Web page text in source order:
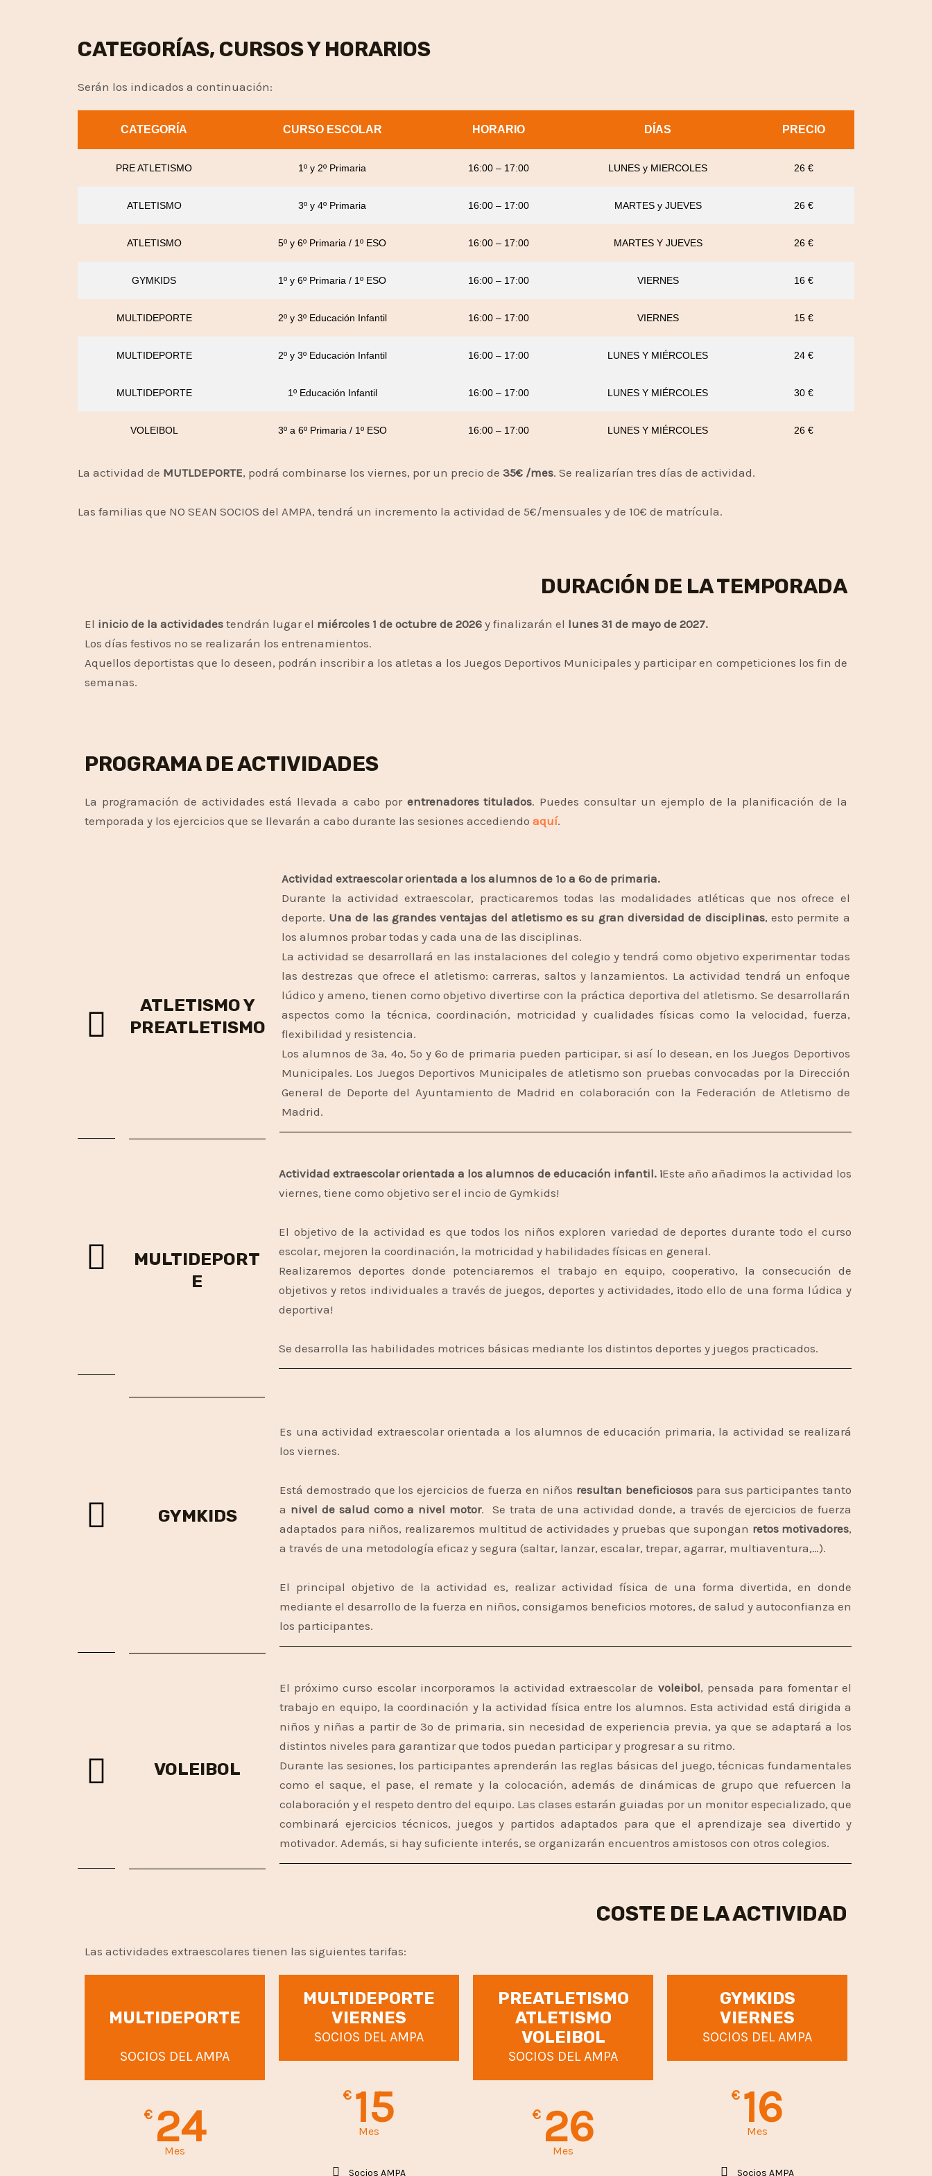
CATEGORÍAS, CURSOS Y HORARIOS
Serán los indicados a continuación:
CATEGORÍA CURSO ESCOLAR HORARIO DÍAS PRECIO
PRE ATLETISMO 1º y 2º Primaria 16:00 – 17:00 LUNES y MIERCOLES 26 €
ATLETISMO 3º y 4º Primaria 16:00 – 17:00 MARTES y JUEVES 26 €
ATLETISMO 5º y 6º Primaria / 1º ESO 16:00 – 17:00 MARTES Y JUEVES 26 €
GYMKIDS 1º y 6º Primaria / 1º ESO 16:00 – 17:00 VIERNES 16 €
MULTIDEPORTE 2º y 3º Educación Infantil 16:00 – 17:00 VIERNES 15 €
MULTIDEPORTE 2º y 3º Educación Infantil 16:00 – 17:00 LUNES Y MIÉRCOLES 24 €
MULTIDEPORTE 1º Educación Infantil 16:00 – 17:00 LUNES Y MIÉRCOLES 30 €
VOLEIBOL 3º a 6º Primaria / 1º ESO 16:00 – 17:00 LUNES Y MIÉRCOLES 26 €
La actividad de MUTLDEPORTE, podrá combinarse los viernes, por un precio de 35€ /mes. Se realizarían tres días de actividad.
Las familias que NO SEAN SOCIOS del AMPA, tendrá un incremento la actividad de 5€/mensuales y de 10€ de matrícula.
DURACIÓN DE LA TEMPORADA
El inicio de la actividades tendrán lugar el miércoles 1 de octubre de 2026 y finalizarán el lunes 31 de mayo de 2027.
Los días festivos no se realizarán los entrenamientos.
Aquellos deportistas que lo deseen, podrán inscribir a los atletas a los Juegos Deportivos Municipales y participar en competiciones los fin de
semanas.
PROGRAMA DE ACTIVIDADES
La programación de actividades está llevada a cabo por entrenadores titulados. Puedes consultar un ejemplo de la planificación de la
temporada y los ejercicios que se llevarán a cabo durante las sesiones accediendo aquí.
ATLETISMO Y
PREATLETISMO
Actividad extraescolar orientada a los alumnos de 1º a 6º de primaria.
Durante la actividad extraescolar, practicaremos todas las modalidades atléticas que nos ofrece el
deporte. Una de las grandes ventajas del atletismo es su gran diversidad de disciplinas, esto permite a
los alumnos probar todas y cada una de las disciplinas.
La actividad se desarrollará en las instalaciones del colegio y tendrá como objetivo experimentar todas
las destrezas que ofrece el atletismo: carreras, saltos y lanzamientos. La actividad tendrá un enfoque
lúdico y ameno, tienen como objetivo divertirse con la práctica deportiva del atletismo. Se desarrollarán
aspectos como la técnica, coordinación, motricidad y cualidades físicas como la velocidad, fuerza,
flexibilidad y resistencia.
Los alumnos de 3ª, 4º, 5º y 6º de primaria pueden participar, si así lo desean, en los Juegos Deportivos
Municipales. Los Juegos Deportivos Municipales de atletismo son pruebas convocadas por la Dirección
General de Deporte del Ayuntamiento de Madrid en colaboración con la Federación de Atletismo de
Madrid.
MULTIDEPORT
E
Actividad extraescolar orientada a los alumnos de educación infantil. ¡Este año añadimos la actividad los
viernes, tiene como objetivo ser el incio de Gymkids!
El objetivo de la actividad es que todos los niños exploren variedad de deportes durante todo el curso
escolar, mejoren la coordinación, la motricidad y habilidades físicas en general.
Realizaremos deportes donde potenciaremos el trabajo en equipo, cooperativo, la consecución de
objetivos y retos individuales a través de juegos, deportes y actividades, ¡todo ello de una forma lúdica y
deportiva!
Se desarrolla las habilidades motrices básicas mediante los distintos deportes y juegos practicados.
GYMKIDS
Es una actividad extraescolar orientada a los alumnos de educación primaria, la actividad se realizará
los viernes.
Está demostrado que los ejercicios de fuerza en niños resultan beneficiosos para sus participantes tanto
a nivel de salud como a nivel motor. Se trata de una actividad donde, a través de ejercicios de fuerza
adaptados para niños, realizaremos multitud de actividades y pruebas que supongan retos motivadores,
a través de una metodología eficaz y segura (saltar, lanzar, escalar, trepar, agarrar, multiaventura,…).
El principal objetivo de la actividad es, realizar actividad física de una forma divertida, en donde
mediante el desarrollo de la fuerza en niños, consigamos beneficios motores, de salud y autoconfianza en
los participantes.
VOLEIBOL
El próximo curso escolar incorporamos la actividad extraescolar de voleibol, pensada para fomentar el
trabajo en equipo, la coordinación y la actividad física entre los alumnos. Esta actividad está dirigida a
niños y niñas a partir de 3º de primaria, sin necesidad de experiencia previa, ya que se adaptará a los
distintos niveles para garantizar que todos puedan participar y progresar a su ritmo.
Durante las sesiones, los participantes aprenderán las reglas básicas del juego, técnicas fundamentales
como el saque, el pase, el remate y la colocación, además de dinámicas de grupo que refuercen la
colaboración y el respeto dentro del equipo. Las clases estarán guiadas por un monitor especializado, que
combinará ejercicios técnicos, juegos y partidos adaptados para que el aprendizaje sea divertido y
motivador. Además, si hay suficiente interés, se organizarán encuentros amistosos con otros colegios.
COSTE DE LA ACTIVIDAD
Las actividades extraescolares tienen las siguientes tarifas:
MULTIDEPORTE
SOCIOS DEL AMPA
€ 24
Mes
MULTIDEPORTE
VIERNES
SOCIOS DEL AMPA
€ 15
Mes
Socios AMPA
PREATLETISMO
ATLETISMO
VOLEIBOL
SOCIOS DEL AMPA
€ 26
Mes
GYMKIDS
VIERNES
SOCIOS DEL AMPA
€ 16
Mes
Socios AMPA